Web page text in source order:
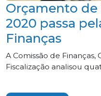
Orçamento de
2020 passa
Finanças
A Comissão de
Fiscalização analisou